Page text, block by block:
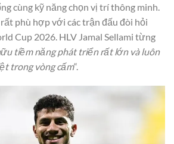
cùng kỹ năng chọn vị trí thông minh.
phù hợp với các trận đấu đòi hỏi
Cup 2026. HLV Jamal Sellami từng
tiềm năng phát triển rất lớn và luôn
trong vòng cấm“.